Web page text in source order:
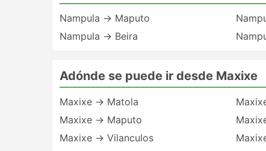
Nampula → Maputo
Nampula → Beira
Adónde se puede ir desde Maxixe
Maxixe → Matola
Maxixe → Maputo
Maxixe → Vilanculos